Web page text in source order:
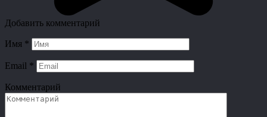
Добавить комментарий
Имя *
Email *
Комментарий